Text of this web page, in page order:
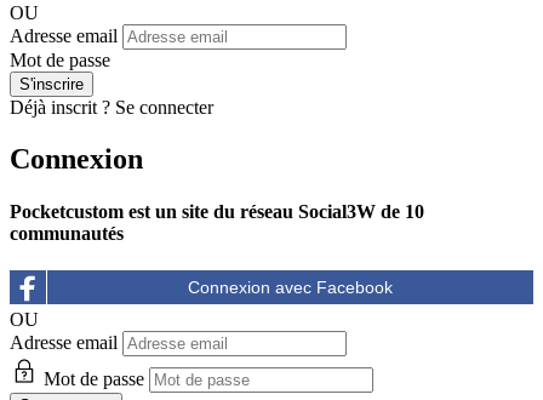
OU
Adresse email
Mot de passe
Déjà inscrit ? Se connecter
Connexion
Pocketcustom est un site du réseau Social3W de 10
communautés
OU
Adresse email
Mot de passe